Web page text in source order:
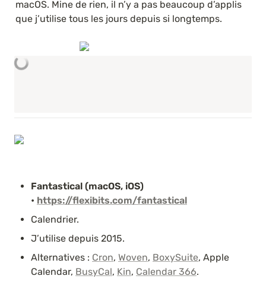
macOS. Mine de rien, il n’y a pas beaucoup d’applis
que j’utilise tous les jours depuis si longtemps.
Fantastical (macOS, iOS)
• https://flexibits.com/fantastical
Calendrier.
J’utilise depuis 2015.
Alternatives : Cron, Woven, BoxySuite, Apple
Calendar, BusyCal, Kin, Calendar 366.